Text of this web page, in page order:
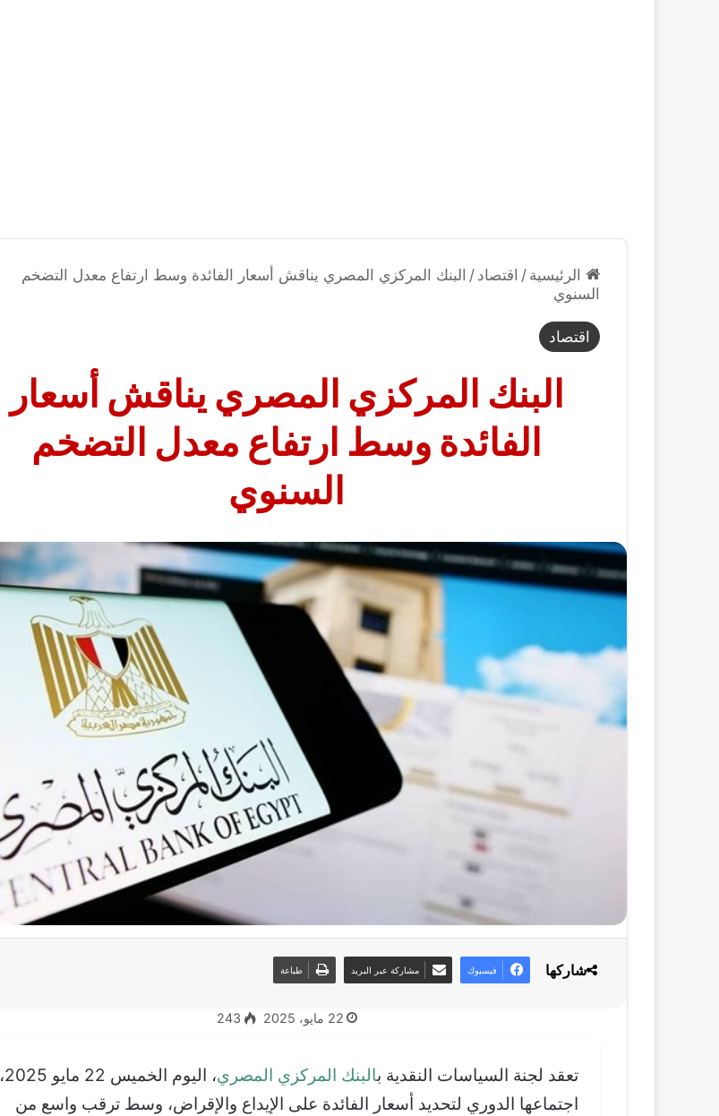
الرئيسية / اقتصاد / البنك المركزي المصري يناقش أسعار الفائدة وسط ارتفاع معدل التضخم
السنوي
اقتصاد
البنك المركزي المصري يناقش أسعار
الفائدة وسط ارتفاع معدل التضخم
السنوي
22 مايو، 2025 243
تعقد لجنة السياسات النقدية بالبنك المركزي المصري
، اليوم الخميس 22 مايو 2025،
اجتماعها الدوري لتحديد أسعار الفائدة على الإيداع والإقراض، وسط ترقب واسع من
شاركها فيسبوك مشاركة عبر البريد طباعة